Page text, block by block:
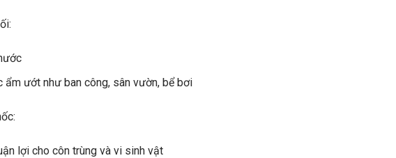
ẩm ướt như ban công, sân vườn, bể bơi
lợi cho côn trùng và vi sinh vật